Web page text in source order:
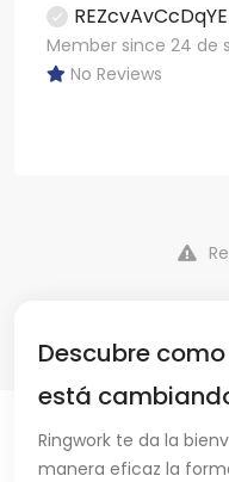
REZcvAvCcDqYE
Member since 24 de
No Reviews
Descubre
está
Ringwork te da la
manera eficaz la